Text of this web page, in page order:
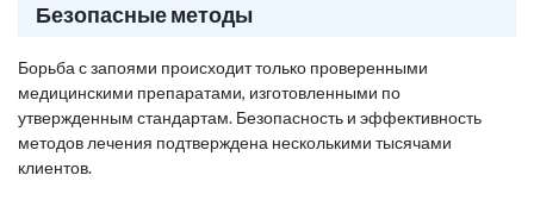
Безопасные методы
Борьба с запоями происходит только проверенными
медицинскими препаратами, изготовленными по
утвержденным стандартам. Безопасность и эффективность
методов лечения подтверждена несколькими тысячами
клиентов.